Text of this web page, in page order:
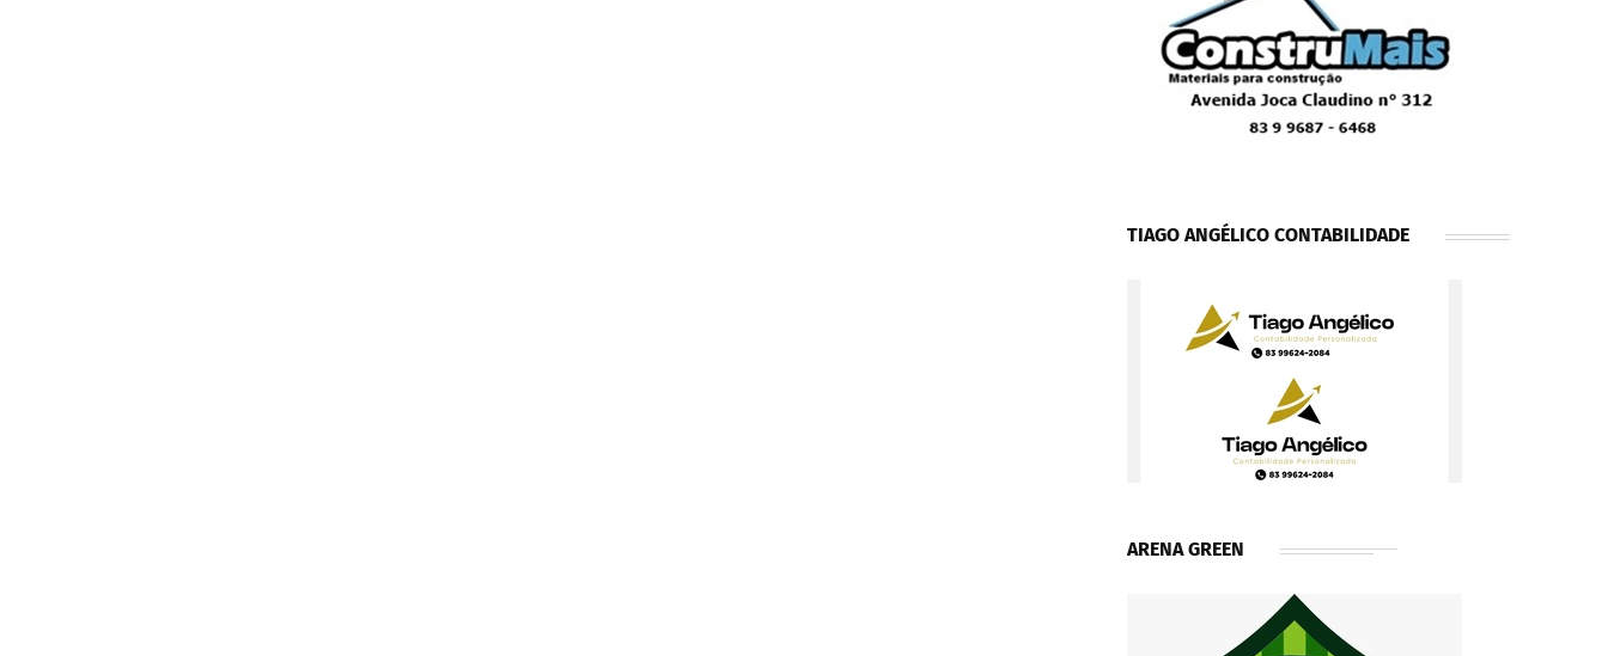
TIAGO ANGÉLICO CONTABILIDADE
ARENA GREEN